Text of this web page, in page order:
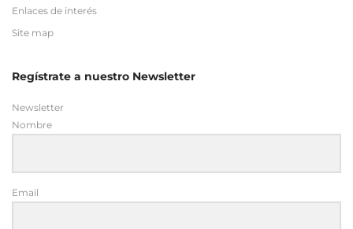
Enlaces de interés
Site map
Regístrate a nuestro Newsletter
Newsletter
Nombre
Email